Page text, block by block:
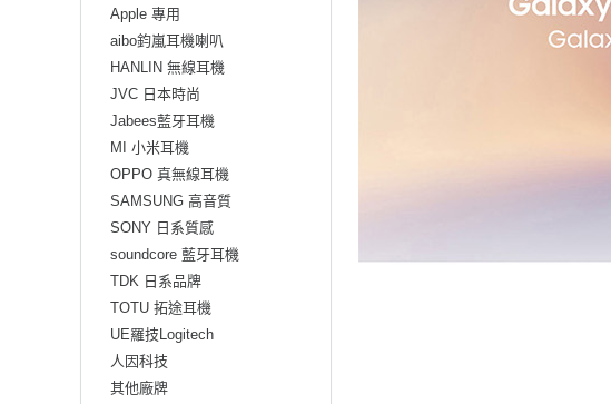
Apple 專用
aibo鈞嵐耳機喇叭
HANLIN 無線耳機
JVC 日本時尚
Jabees藍牙耳機
MI 小米耳機
OPPO 真無線耳機
SAMSUNG 高音質
SONY 日系質感
soundcore 藍牙耳機
TDK 日系品牌
TOTU 拓途耳機
UE羅技Logitech
人因科技
其他廠牌